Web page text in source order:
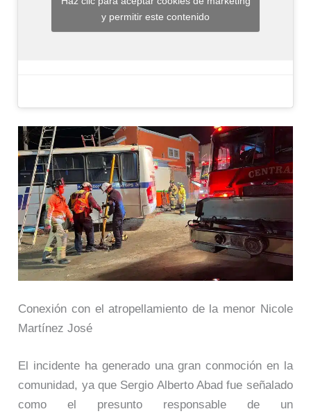
y permitir este contenido
Conexión con el atropellamiento de la menor Nicole
Martínez José
El incidente ha generado una gran conmoción en la
comunidad, ya que Sergio Alberto Abad fue señalado
como el presunto responsable de un